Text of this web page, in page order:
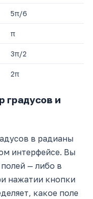
5π/6
π
3π/2
2π
градусов и
в радианы
интерфейсе. Вы
— либо в
нажатии кнопки
какое поле